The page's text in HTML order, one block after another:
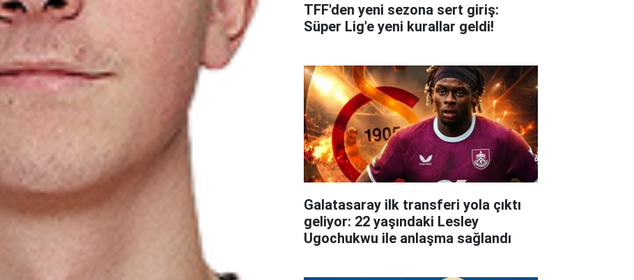
TFF'den yeni sezona sert giriş:
Süper Lig'e yeni kurallar geldi!
Galatasaray ilk transferi yola çıktı
geliyor: 22 yaşındaki Lesley
Ugochukwu ile anlaşma sağlandı